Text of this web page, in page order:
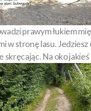
prawym łukiem
w stronę lasu. Jedziesz
skręcając. Na oko